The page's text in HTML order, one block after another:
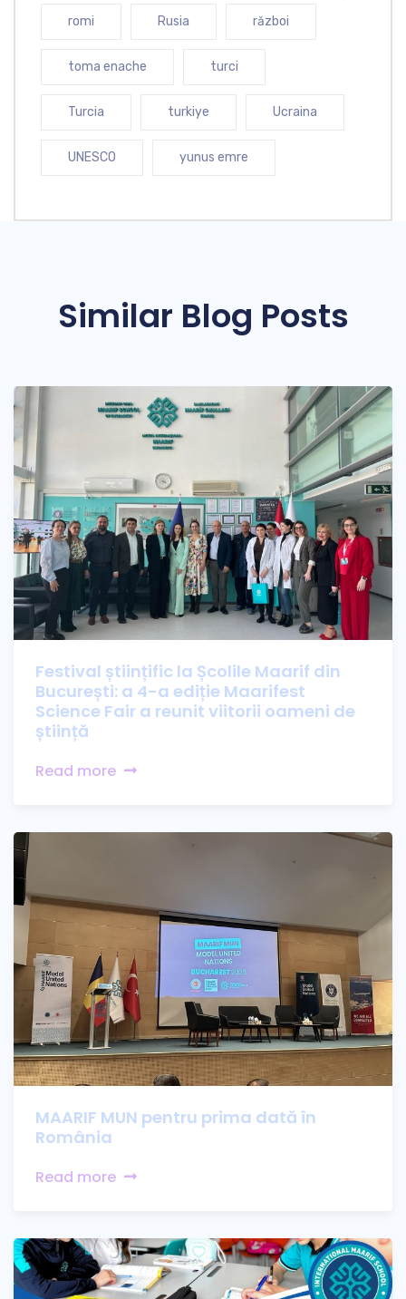
romi Rusia război
toma enache turci
Turcia turkiye Ucraina
UNESCO yunus emre
Similar Blog Posts
Festival științific la Școlile Maarif din
București: a 4-a ediție Maarifest
Science Fair a reunit viitorii oameni de
știință
Read more
MAARIF MUN pentru prima dată în
România
Read more